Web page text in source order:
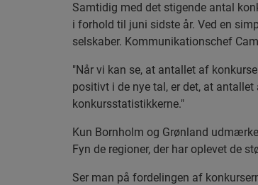
Samtidig med det stigende antal
i forhold til juni sidste år. Ved en
selskaber. Kommunikationschef
"Når vi kan se, at antallet af
positivt i de nye tal, er det, at
konkursstatistikkerne."
Kun Bornholm og Grønland
Fyn de regioner, der har oplevet de
Ser man på fordelingen af